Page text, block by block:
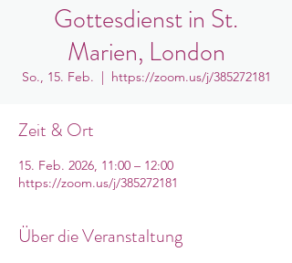
Gottesdienst in St.
Marien, London
So., 15. Feb.
  |
https://zoom.us/j/385272181
Zeit & Ort
15. Feb. 2026, 11:00 – 12:00
https://zoom.us/j/385272181
Über die Veranstaltung